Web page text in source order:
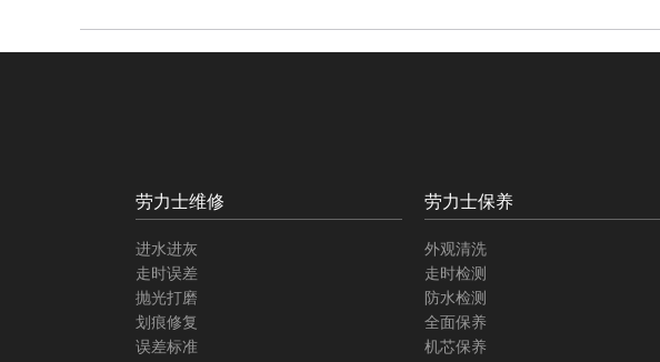
劳力士维修
进水进灰
走时误差
抛光打磨
划痕修复
误差标准
劳力士保养
外观清洗
走时检测
防水检测
全面保养
机芯保养